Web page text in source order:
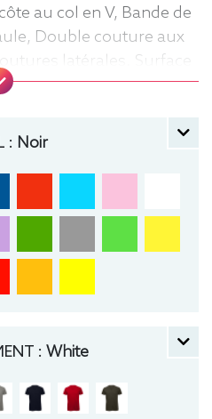
au col en V, Bande de
Double couture aux
latérales. Surface
courte, Léger,
: Noir
: White